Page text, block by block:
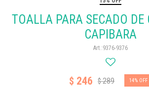
TOALLA PARA SECADO DE
CAPIBARA
9376-9376
$ 246 $289 14